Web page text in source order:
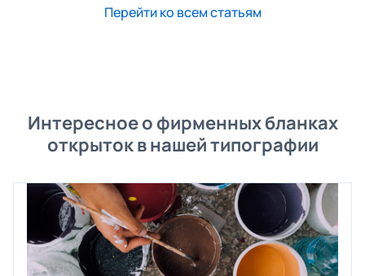
Перейти ко всем статьям
Интересное о фирменных бланках
открыток в нашей типографии